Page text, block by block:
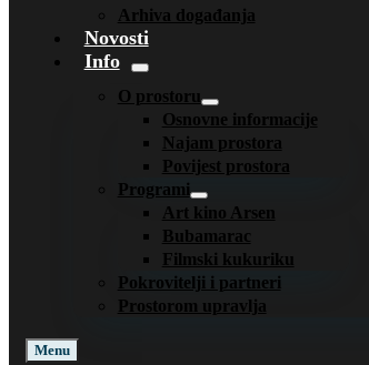
Arhiva događanja
Novosti
Info
O prostoru
Osnovne informacije
Najam prostora
Povijest prostora
Programi
Art kino Arsen
Bubamarac
Filmski kukuriku
Pokrovitelji i partneri
Prostorom upravlja
Menu